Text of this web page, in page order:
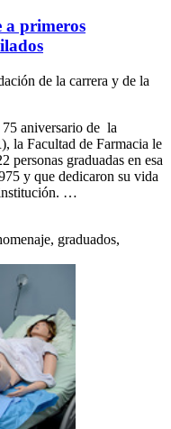
a primeros
de la carrera y de la
aniversario de la
la Facultad de Farmacia le
graduadas en esa
y que dedicaron su vida
institución. …
graduados,